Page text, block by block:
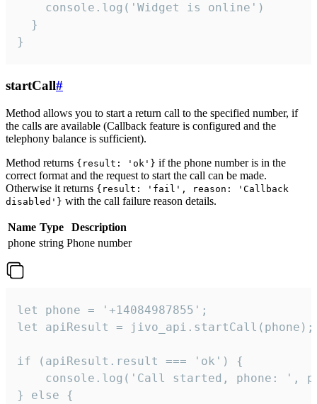
    console.log('Widget is online')
  }
}
startCall#
Method allows you to start a return call to the specified number, if
the calls are available (Callback feature is configured and the
telephony balance is sufficient).
Method returns {result: 'ok'} if the phone number is in the
correct format and the request to start the call can be made.
Otherwise it returns {result: 'fail', reason: 'Callback
disabled'} with the call failure reason details.
Name Type
Description
phone string Phone number
let phone = '+14084987855';
let apiResult = jivo_api.startCall(phone);
if (apiResult.result === 'ok') {
console.log('Call started, phone: ',
} else {